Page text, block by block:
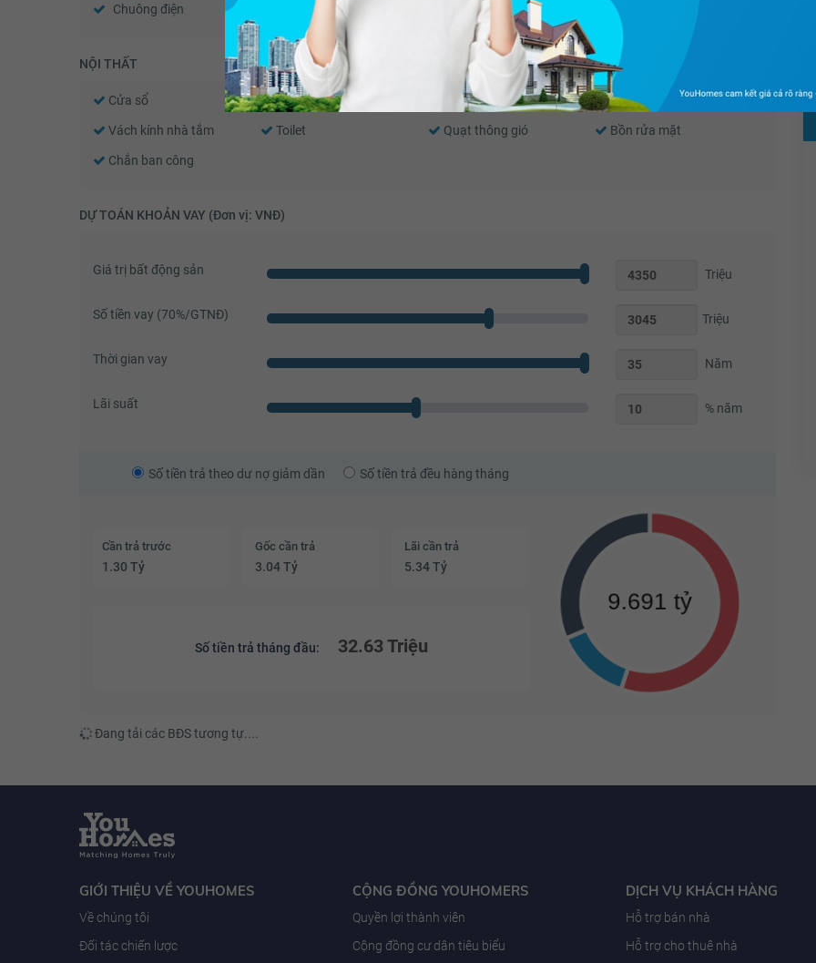
Chuông điện Cửa gỗ công nghiệp
NỘI THẤT
Cửa sổ Tủ âm tường Tủ bếp Máy rửa bát
Vách kính nhà tắm Toilet Quạt thông gió Bồn rửa mặt
Chắn ban công
DỰ TOÁN KHOẢN VAY (Đơn vị: VNĐ)
Giá trị bất động sản Triệu
Số tiền vay (70%/GTNĐ) Triệu
Thời gian vay Năm
Lãi suất % năm
Số tiền trả theo dư nợ giảm dần Số tiền trả đều hàng tháng
Cần trả trước
1.30 Tỷ
Gốc cần trả
3.04 Tỷ
Lãi cần trả
5.34 Tỷ
Số tiền trả tháng đầu: 32.63 Triệu
Đang tải các BĐS tương tự....
GIỚI THIỆU VỀ YOUHOMES
Về chúng tôi
Đối tác chiến lược
CỘNG ĐỒNG YOUHOMERS
Quyền lợi thành viên
Cộng đồng cư dân tiêu biểu
DỊCH VỤ KHÁCH HÀNG
Hỗ trợ bán nhà
Hỗ trợ cho thuê nhà